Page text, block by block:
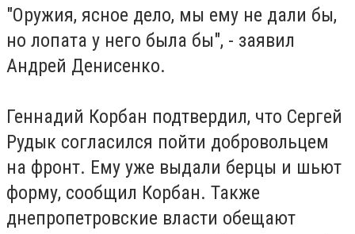
"Оружия, ясное дело, мы ему не дали бы,
но лопата у него была бы", - заявил
Андрей Денисенко.
Геннадий Корбан подтвердил, что Сергей
Рудык согласился пойти добровольцем
на фронт. Ему уже выдали берцы и шьют
форму, сообщил Корбан. Также
днепропетровские власти обещают